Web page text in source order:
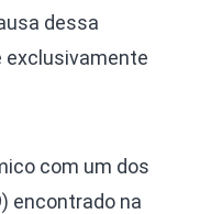
dessa
exclusivamente
com um dos
encontrado na